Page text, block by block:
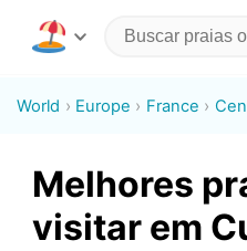
World Europe France
Melhores
visitar em